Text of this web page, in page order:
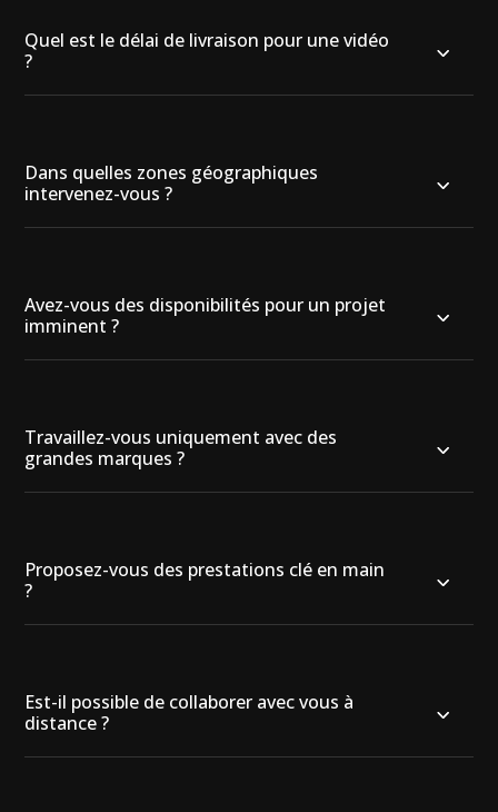
Quel est le délai de livraison pour une vidéo
?
Dans quelles zones géographiques
intervenez-vous ?
Avez-vous des disponibilités pour un projet
imminent ?
Travaillez-vous uniquement avec des
grandes marques ?
Proposez-vous des prestations clé en main
?
Est-il possible de collaborer avec vous à
distance ?